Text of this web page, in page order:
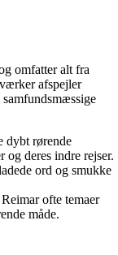
omfatter alt fra
afspejler
dybt rørende
og deres indre rejser.
ord og smukke
ofte temaer
måde.